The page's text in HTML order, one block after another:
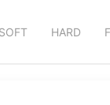
SOFT HARD